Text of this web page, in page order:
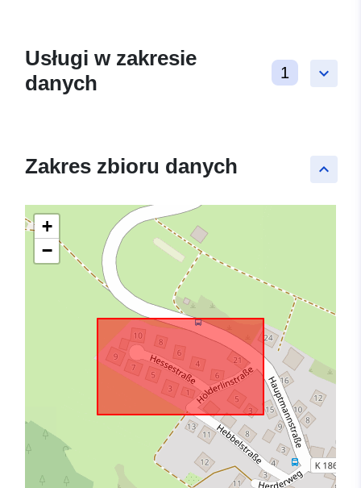
keyboard_arrow_down
Usługi w zakresie
danych
1
keyboard_arrow_up
Zakres zbioru danych
+
−